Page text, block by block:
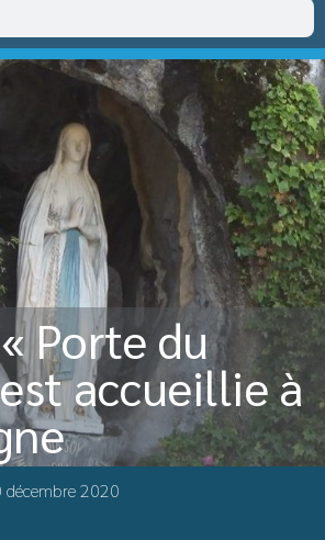
Porte du
accueillie à
décembre 2020